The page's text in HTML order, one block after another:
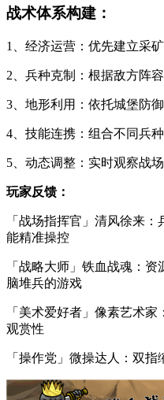
战术体系构建：
1、经济运营：优先建立采
2、兵种克制：根据敌方阵
3、地形利用：依托城堡防
4、技能连携：组合不同兵
5、动态调整：实时观察战
玩家反馈：
「战场指挥官」清风徐来
能精准操控
「战略大师」铁血战魂：
脑堆兵的游戏
「美术爱好者」像素艺术
观赏性
「操作党」微操达人：双